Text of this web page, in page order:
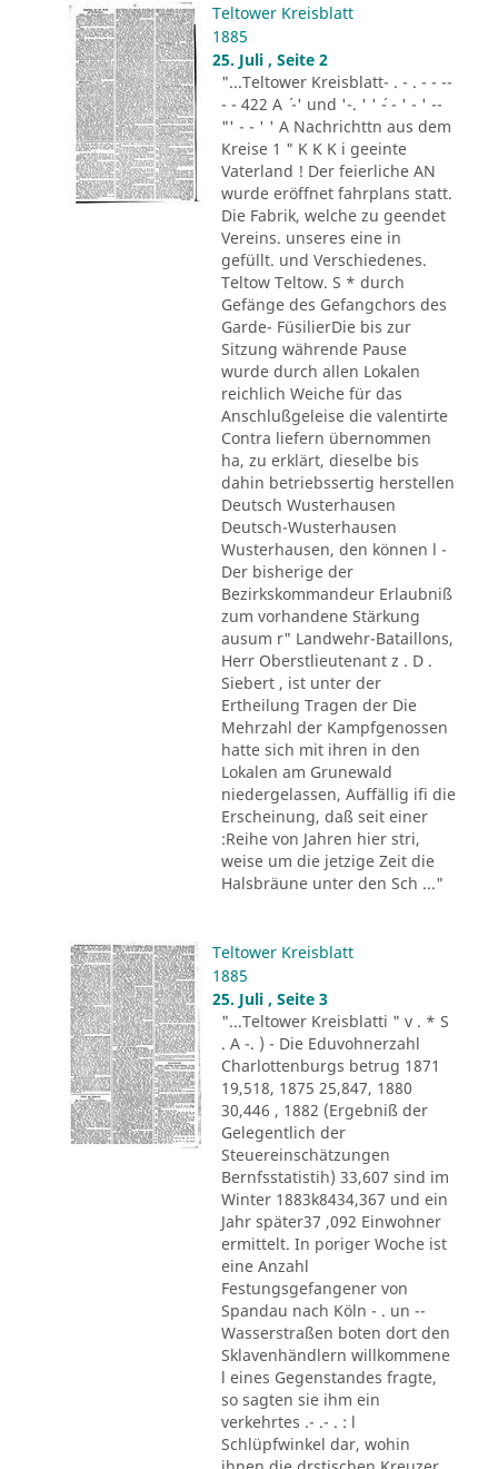
Teltower Kreisblatt
1885
25. Juli , Seite 2
"...Teltower Kreisblatt- . - . - - --
- - 422 A ´ -' und '-. ' ' ´- - ' - ' --
"' - - ' ' A Nachrichttn aus dem
Kreise 1 " K K K i geeinte
Vaterland ! Der feierliche AN
wurde eröffnet fahrplans statt.
Die Fabrik, welche zu geendet
Vereins. unseres eine in
gefüllt. und Verschiedenes.
Teltow Teltow. S * durch
Gefänge des Gefangchors des
Garde- FüsilierDie bis zur
Sitzung währende Pause
wurde durch allen Lokalen
reichlich Weiche für das
Anschlußgeleise die valentirte
Contra liefern übernommen
ha, zu erklärt, dieselbe bis
dahin betriebssertig herstellen
Deutsch Wusterhausen
Deutsch-Wusterhausen
Wusterhausen, den können l -
Der bisherige der
Bezirkskommandeur Erlaubniß
zum vorhandene Stärkung
ausum r" Landwehr-Bataillons,
Herr Oberstlieutenant z . D .
Siebert , ist unter der
Ertheilung Tragen der Die
Mehrzahl der Kampfgenossen
hatte sich mit ihren in den
Lokalen am Grunewald
niedergelassen, Auffällig ifi die
Erscheinung, daß seit einer
:Reihe von Jahren hier stri,
weise um die jetzige Zeit die
Halsbräune unter den Sch ..."
Teltower Kreisblatt
1885
25. Juli , Seite 3
"...Teltower Kreisblatti " v . * S
. A -. ) - Die Eduvohnerzahl
Charlottenburgs betrug 1871
19,518, 1875 25,847, 1880
30,446 , 1882 (Ergebniß der
Gelegentlich der
Steuereinschätzungen
Bernfsstatistih) 33,607 sind im
Winter 1883k8434,367 und ein
Jahr später37 ,092 Einwohner
ermittelt. In poriger Woche ist
eine Anzahl
Festungsgefangener von
Spandau nach Köln - . un --
Wasserstraßen boten dort den
Sklavenhändlern willkommene
l eines Gegenstandes fragte,
so sagten sie ihm ein
verkehrtes .- .- . : l
Schlüpfwinkel dar, wohin